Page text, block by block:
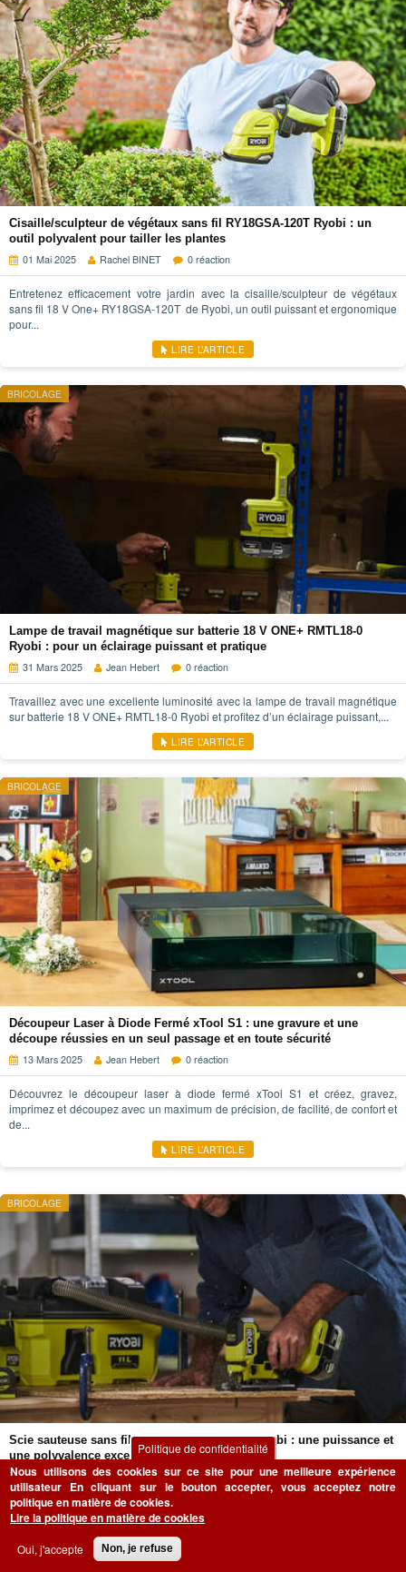
Cisaille/sculpteur de végétaux sans fil RY18GSA-120T Ryobi : un
outil polyvalent pour tailler les plantes
01 Mai 2025
Rachel BINET 0 réaction
Entretenez efficacement votre jardin avec la cisaille/sculpteur de végétaux
sans fil 18 V One+ RY18GSA-120T de Ryobi, un outil puissant et ergonomique
pour...
LIRE L’ARTICLE
BRICOLAGE
Lampe de travail magnétique sur batterie 18 V ONE+ RMTL18-0
Ryobi : pour un éclairage puissant et pratique
31 Mars 2025
Jean Hebert 0 réaction
Travaillez avec une excellente luminosité avec la lampe de travail magnétique
sur batterie 18 V ONE+ RMTL18-0 Ryobi et profitez d’un éclairage puissant,...
LIRE L’ARTICLE
BRICOLAGE
Découpeur Laser à Diode Fermé xTool S1 : une gravure et une
découpe réussies en un seul passage et en toute sécurité
13 Mars 2025
Jean Hebert 0 réaction
Découvrez le découpeur laser à diode fermé xTool S1 et créez, gravez,
imprimez et découpez avec un maximum de précision, de facilité, de confort et
de...
LIRE L’ARTICLE
BRICOLAGE
Scie sauteuse sans fil 18 V ONE+ RJS18BX Ryobi : une puissance et
une polyvalence exceptionnelles
01 Mars 2025
Jean Hebert 0 réaction
Profitez des performances de la scie sauteuse sans fil 18 V ONE+
Ryobi RJS18BX, un outil puissant et polyvalent pour réaliser tous vos projets
Politique de confidentialité
Nous utilisons des cookies sur ce site pour une meilleure expérience
utilisateur En cliquant sur le bouton accepter, vous acceptez notre
politique en matière de cookies.
Lire la politique en matière de cookies
Oui, j'accepte Non, je refuse